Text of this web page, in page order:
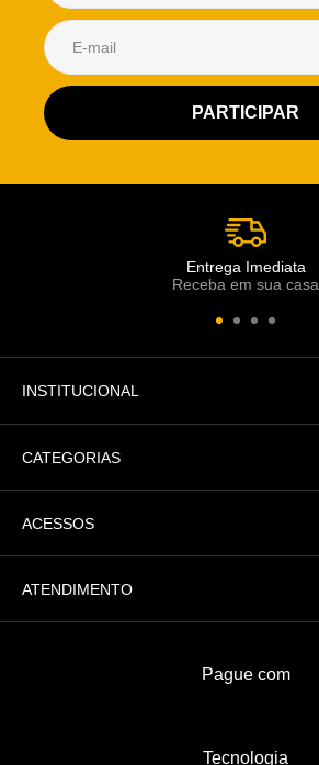
Entrega Imediata
Receba em sua casa
INSTITUCIONAL
CATEGORIAS
ACESSOS
ATENDIMENTO
Pague com
Tecnologia
Atendimento Rei de Casa